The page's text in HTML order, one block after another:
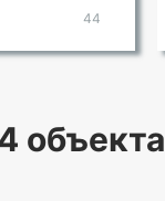
44
объекта